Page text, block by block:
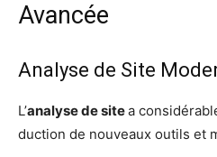
Avancée
Analyse de Site
L’ana­lyse de sitea
duc­tion de nou­veaux outils et